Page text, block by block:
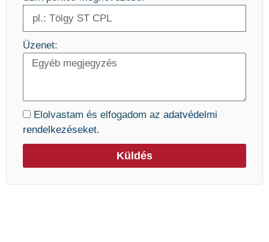
Üzenet:
Elolvastam és elfogadom az adatvédelmi
rendelkezéseket.
Küldés